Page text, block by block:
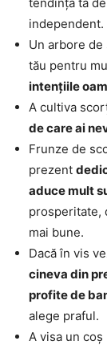
independent.
Un arbore
tău pentru
intențiile
A cultiva
de care ai
Frunze de
prezent
aduce mult
prosperitate,
mai bune.
Dacă în vis
cineva din
profite de
alege praful.
A visa un